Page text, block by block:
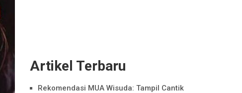
Artikel Terbaru
Rekomendasi MUA Wisuda: Tampil Cantik